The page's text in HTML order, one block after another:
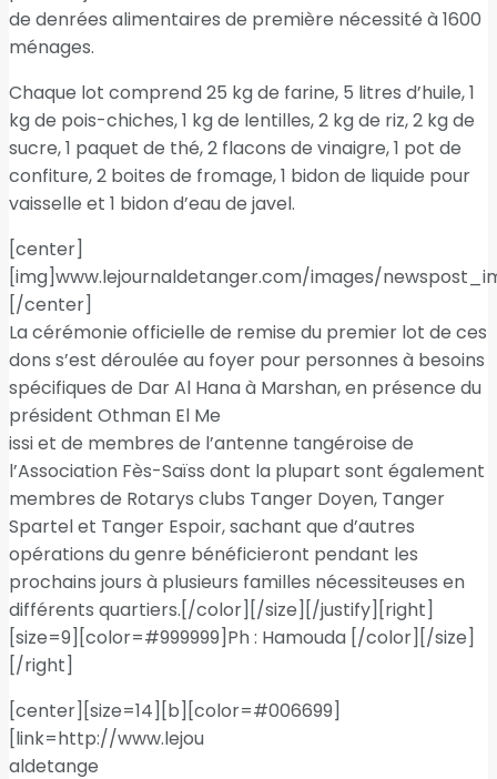
de denrées alimentaires de première nécessité à 1600
ménages.
Chaque lot comprend 25 kg de farine, 5 litres d’huile, 1
kg de pois-chiches, 1 kg de lentilles, 2 kg de riz, 2 kg de
sucre, 1 paquet de thé, 2 flacons de vinaigre, 1 pot de
confiture, 2 boites de fromage, 1 bidon de liquide pour
vaisselle et 1 bidon d’eau de javel.
[center]
[img]www.lejournaldetanger.com/images/
[/center]
La cérémonie officielle de remise du premier lot de ces
dons s’est déroulée au foyer pour personnes à besoins
spécifiques de Dar Al Hana à Marshan, en présence du
président Othman El Me
issi et de membres de l’antenne tangéroise de
l’Association Fès-Saïss dont la plupart sont également
membres de Rotarys clubs Tanger Doyen, Tanger
Spartel et Tanger Espoir, sachant que d’autres
opérations du genre bénéficieront pendant les
prochains jours à plusieurs familles nécessiteuses en
différents quartiers.[/color][/size][/justify][right]
[size=9][color=#999999]Ph : Hamouda [/color][/size]
[/right]
[center][size=14][b][color=#006699]
[link=http://www.lejou
aldetange